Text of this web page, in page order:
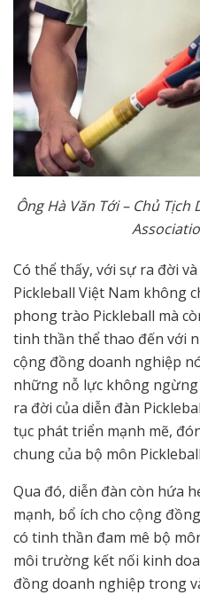
Ông Hà Văn Tới – Chủ
Có thể thấy, với sự ra đời
Pickleball Việt Nam không
phong trào Pickleball mà
tinh thần thể thao đến với
cộng đồng doanh nghiệp
những nỗ lực không
ra đời của diễn đàn
tục phát triển mạnh mẽ,
chung của bộ môn
Qua đó, diễn đàn còn hứa
mạnh, bổ ích cho cộng
có tinh thần đam mê bộ
môi trường kết nối kinh
đồng doanh nghiệp trong